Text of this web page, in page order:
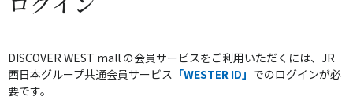
DISCOVER WEST mall の会員サービスをご利用いただくには、JR
西日本グループ共通会員サービス 「WESTER ID」 でのログインが必
要です。